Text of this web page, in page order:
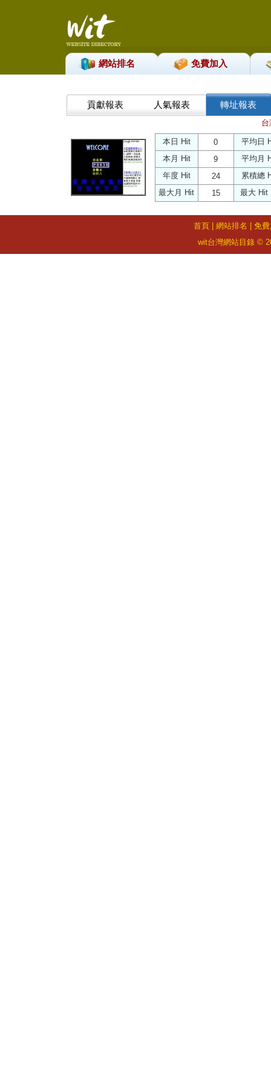
網站排名 免費加入
貢獻報表 人氣報表 轉址報表
本日 Hit 0
平均日
本月 Hit
9
平均月
年度 Hit
24
累積總
最大月 Hit
15 最大 Hit
首頁| 網站排名
免
wit台灣網站目錄 ©